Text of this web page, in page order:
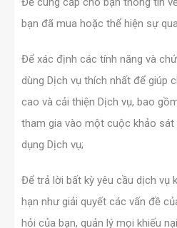
bạn đã mua hoặc thể hiện sự
Để xác định các tính năng và
dùng Dịch vụ thích nhất để giúp
cao và cải thiện Dịch vụ, bao
tham gia vào một cuộc khảo sát
dụng Dịch vụ;
Để trả lời bất kỳ yêu cầu dịch vụ
hạn như giải quyết các vấn đề
hỏi của bạn, quản lý mọi khiếu